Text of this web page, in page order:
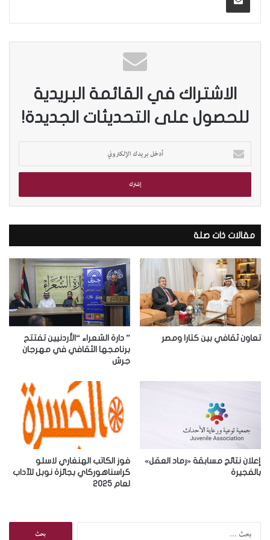
الاشتراك في القائمة البريدية
للحصول على التحديثات الجديدة!
خ
ب
ي
د
ك
ا
ل
إ
ل
ت
ر
مقالات ذات صلة
تعاون ثقافي بين كتارا ومصر
” دارة الشعراء “الأردنيين تفتتح
برنامجها الثقافي في مهرجان
جرش
إعلان نتائج مسابقة «رماد العقل»
بالفجيرة
فوز الكاتب الهنغاري لاسلو
كراسناهوركاي بجائزة نوبل للآداب
لعام 2025